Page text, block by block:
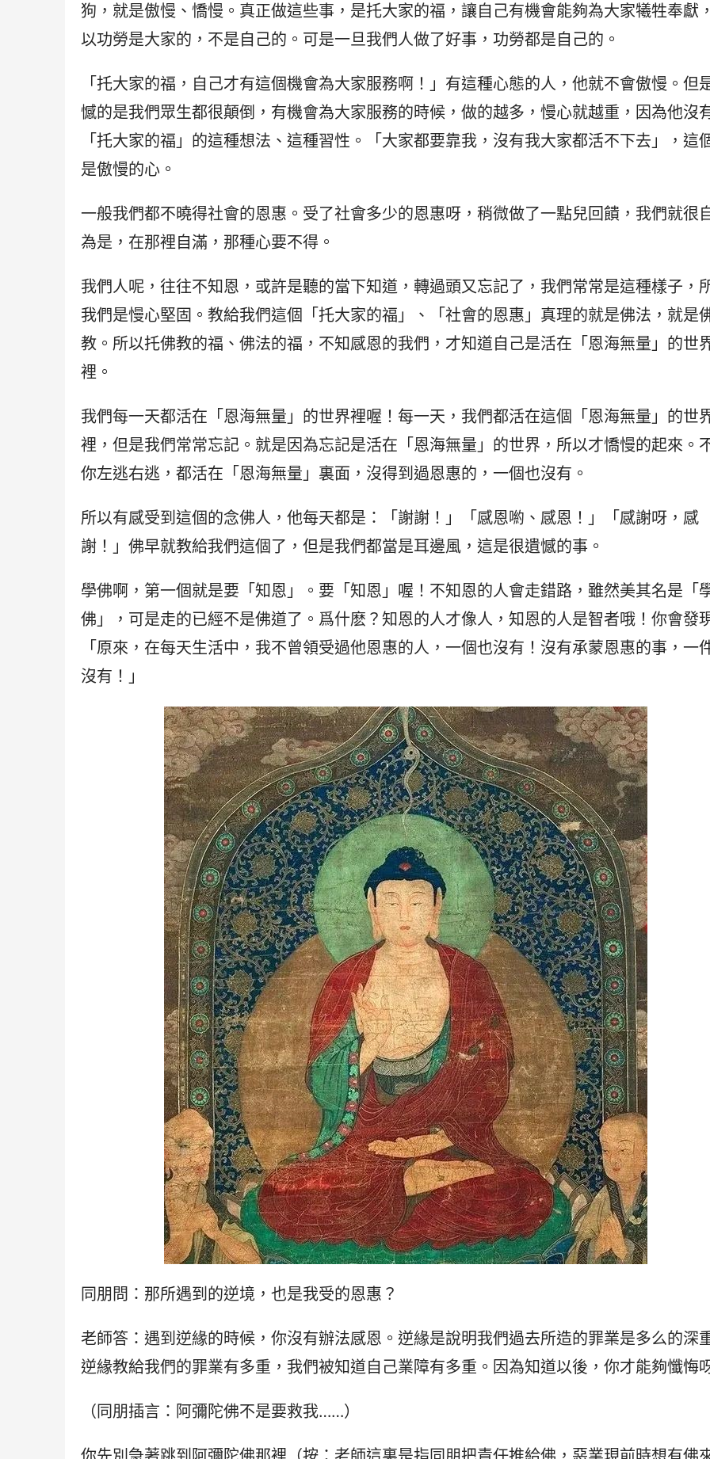
狗，就是傲慢、憍慢。真正做這些事，是托大家的福，讓自己有機會能夠為大家犧牲奉獻
以功勞是大家的，不是自己的。可是一旦我們人做了好事，功勞都是自己的。
「托大家的福，自己才有這個機會為大家服務啊！」有這種心態的人，他就不會傲慢。但
憾的是我們眾生都很顛倒，有機會為大家服務的時候，做的越多，慢心就越重，因為他沒
「托大家的福」的這種想法、這種習性。「大家都要靠我，沒有我大家都活不下去」，這
是傲慢的心。
一般我們都不曉得社會的恩惠。受了社會多少的恩惠呀，稍微做了一點兒回饋，我們就很
為是，在那裡自滿，那種心要不得。
我們人呢，往往不知恩，或許是聽的當下知道，轉過頭又忘記了，我們常常是這種樣子，
我們是慢心堅固。教給我們這個「托大家的福」、「社會的恩惠」真理的就是佛法，就是
教。所以托佛教的福、佛法的福，不知感恩的我們，才知道自己是活在「恩海無量」的世
裡。
我們每一天都活在「恩海無量」的世界裡喔！每一天，我們都活在這個「恩海無量」的世
裡，但是我們常常忘記。就是因為忘記是活在「恩海無量」的世界，所以才憍慢的起來。
你左逃右逃，都活在「恩海無量」裏面，沒得到過恩惠的，一個也沒有。
所以有感受到這個的念佛人，他每天都是：「謝謝！」「感恩喲、感恩！」「感謝呀，感
謝！」佛早就教給我們這個了，但是我們都當是耳邊風，這是很遺憾的事。
學佛啊，第一個就是要「知恩」。要「知恩」喔！不知恩的人會走錯路，雖然美其名是「
佛」，可是走的已經不是佛道了。爲什麽？知恩的人才像人，知恩的人是智者哦！你會發
「原來，在每天生活中，我不曾領受過他恩惠的人，一個也沒有！沒有承蒙恩惠的事，一
沒有！」
同朋問：那所遇到的逆境，也是我受的恩惠？
老師答：遇到逆緣的時候，你沒有辦法感恩。逆緣是說明我們過去所造的罪業是多么的深
逆緣教給我們的罪業有多重，我們被知道自己業障有多重。因為知道以後，你才能夠懺悔
（同朋插言：阿彌陀佛不是要救我……）